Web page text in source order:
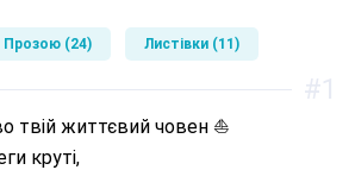
Прозою (24) Листівки (11)
твій життєвий човен ⛵
круті,
#1